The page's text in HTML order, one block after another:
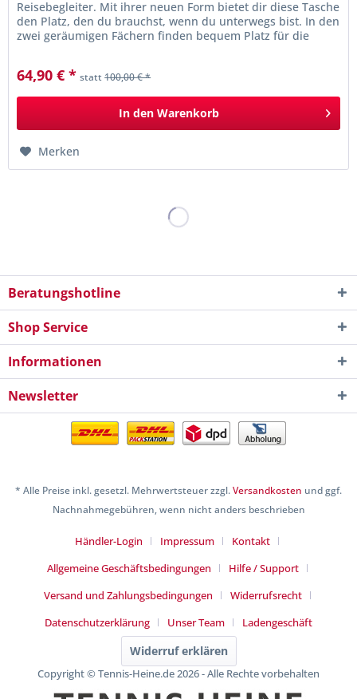
Reisebegleiter. Mit ihrer neuen Form bietet dir diese Tasche
den Platz, den du brauchst, wenn du unterwegs bist. In den
zwei geräumigen Fächern finden bequem Platz für die
64,90 € * statt100,00 € *
In den Warenkorb
Merken
Beratungshotline
Shop Service
Informationen
Newsletter
* Alle Preise inkl. gesetzl. Mehrwertsteuer zzgl.Versandkosten und ggf.
Nachnahmegebühren, wenn nicht anders beschrieben
Händler-Login Impressum
Kontakt
Allgemeine Geschäftsbedingungen
Hilfe / Support
Versand und Zahlungsbedingungen
Widerrufsrecht
Datenschutzerklärung
Unser Team Ladengeschäft
Widerruf erklären
Copyright © Tennis-Heine.de 2026 - Alle Rechte vorbehalten